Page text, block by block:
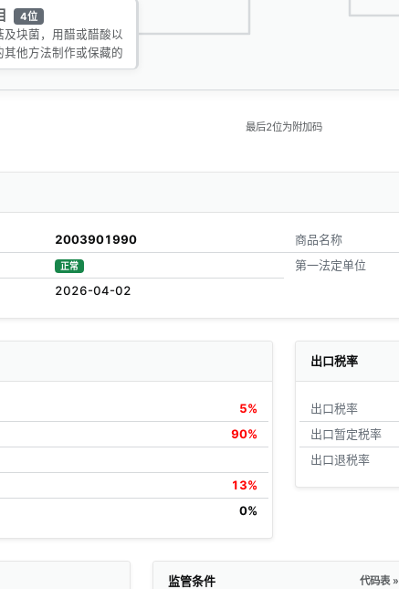
4位
及块菌，用醋或醋酸以
其他方法制作或保藏的
最后2位为附加码
2003901990
正常
2026-04-02
商品名称
第一法定单位
5%
90%
13%
0%
出口税率
出口税率
出口暂定税率
出口退税率
监管条件 代码表 »